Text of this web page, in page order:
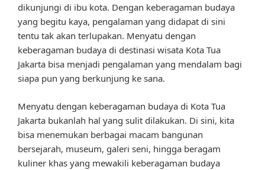
dikunjungi di ibu kota. Dengan keberagaman budaya
yang begitu kaya, pengalaman yang didapat di sini
tentu tak akan terlupakan. Menyatu dengan
keberagaman budaya di destinasi wisata Kota Tua
Jakarta bisa menjadi pengalaman yang mendalam bagi
siapa pun yang berkunjung ke sana.
Menyatu dengan keberagaman budaya di Kota Tua
Jakarta bukanlah hal yang sulit dilakukan. Di sini, kita
bisa menemukan berbagai macam bangunan
bersejarah, museum, galeri seni, hingga beragam
kuliner khas yang mewakili keberagaman budaya